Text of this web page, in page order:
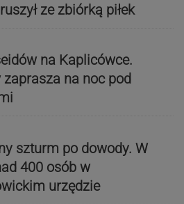
ze zbiórką piłek
na Kaplicówce.
zaprasza na noc pod
szturm po dowody. W
400 osób w
urzędzie